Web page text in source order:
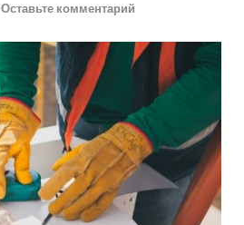
Оставьте комментарий